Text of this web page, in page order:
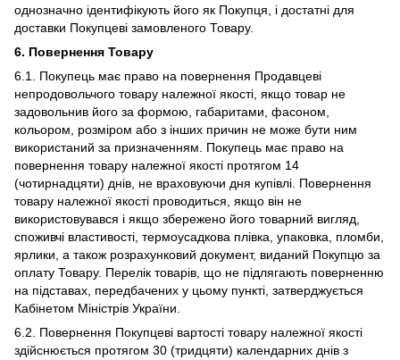
однозначно ідентифікують його як Покупця, і достатні для
доставки Покупцеві замовленого Товару.
6. Повернення Товару
6.1. Покупець має право на повернення Продавцеві
непродовольчого товару належної якості, якщо товар не
задовольнив його за формою, габаритами, фасоном,
кольором, розміром або з інших причин не може бути ним
використаний за призначенням. Покупець має право на
повернення товару належної якості протягом 14
(чотирнадцяти) днів, не враховуючи дня купівлі. Повернення
товару належної якості проводиться, якщо він не
використовувався і якщо збережено його товарний вигляд,
споживчі властивості, термоусадкова плівка, упаковка, пломби,
ярлики, а також розрахунковий документ, виданий Покупцю за
оплату Товару. Перелік товарів, що не підлягають поверненню
на підставах, передбачених у цьому пункті, затверджується
Кабінетом Міністрів України.
6.2. Повернення Покупцеві вартості товару належної якості
здійснюється протягом 30 (тридцяти) календарних днів з